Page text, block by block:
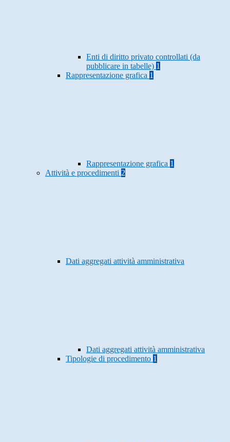
Enti di diritto privato controllati (da
pubblicare in tabelle) 1
Rappresentazione grafica 1
Rappresentazione grafica 1
Attività e procedimenti 2
Dati aggregati attività amministrativa
Dati aggregati attività amministrativa
Tipologie di procedimento 1